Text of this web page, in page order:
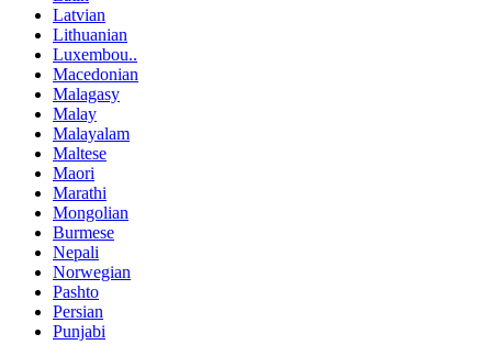
Latvian
Lithuanian
Luxembou..
Macedonian
Malagasy
Malay
Malayalam
Maltese
Maori
Marathi
Mongolian
Burmese
Nepali
Norwegian
Pashto
Persian
Punjabi